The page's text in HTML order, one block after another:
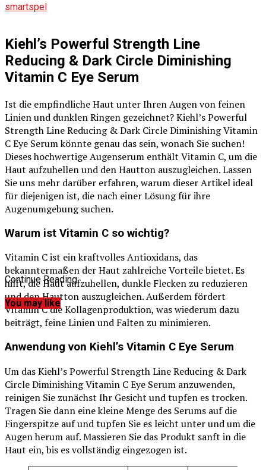
smartspel
Kiehl’s Powerful Strength Line
Reducing & Dark Circle Diminishing
Vitamin C Eye Serum
Ist die empfindliche Haut unter Ihren Augen von feinen
Linien und dunklen Ringen gezeichnet? Kiehl’s Powerful
Strength Line Reducing & Dark Circle Diminishing Vitamin
C Eye Serum könnte genau das sein, wonach Sie suchen!
Dieses hochwertige Augenserum enthält Vitamin C, um die
Haut aufzuhellen und den Hautton auszugleichen. Lassen
Sie uns mehr darüber erfahren, warum dieser Artikel ideal
für diejenigen ist, die nach einer Lösung für ihre
Augenumgebung suchen.
Warum ist Vitamin C so wichtig?
Vitamin C ist ein kraftvolles Antioxidans, das
bekanntermaßen der Haut zahlreiche Vorteile bietet. Es
hilft, die Haut aufzuhellen, dunkle Flecken zu reduzieren
und den Hautton auszugleichen. Außerdem fördert
Vitamin C die Kollagenproduktion, was wiederum dazu
beiträgt, feine Linien und Falten zu minimieren.
Anwendung von Kiehl’s Vitamin C Eye Serum
Um das Kiehl’s Powerful Strength Line Reducing & Dark
Circle Diminishing Vitamin C Eye Serum anzuwenden,
reinigen Sie zunächst Ihr Gesicht und tupfen es trocken.
Tragen Sie dann eine kleine Menge des Serums auf die
Fingerspitze auf und tupfen Sie es leicht unter und um die
Augen herum auf. Massieren Sie das Produkt sanft in die
Haut ein, bis es vollständig eingezogen ist.
Continue Reading
You may like